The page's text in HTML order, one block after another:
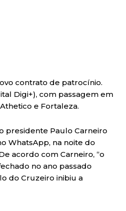
contrato de patrocínio.
Digi+), com passagem em
e Fortaleza.
presidente Paulo Carneiro
WhatsApp, na noite do
acordo com Carneiro, “o
no ano passado
do Cruzeiro inibiu a